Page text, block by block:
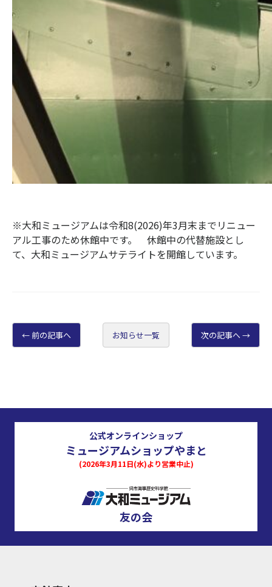
※大和ミュージアムは令和8(2026)年3月末までリニュー
アル工事のため休館中です。 休館中の代替施設とし
て、大和ミュージアムサテライトを開館しています。
前の記事へ お知らせ一覧 次の記事へ
公式オンラインショップ
ミュージアムショップやまと
(2026年3月11日(水)より営業中止)
友の会